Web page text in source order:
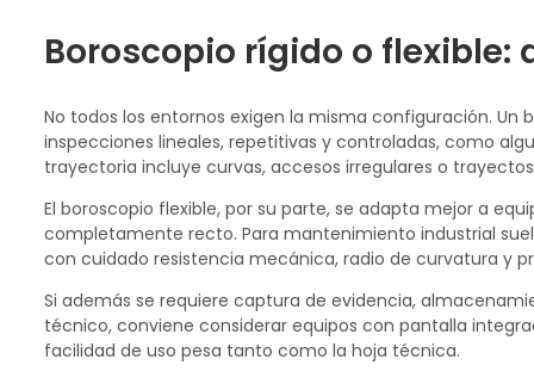
Boroscopio rígido o flexible:
No todos los entornos exigen la misma configuración.
inspecciones lineales, repetitivas y controladas, como
trayectoria incluye curvas, accesos irregulares o
El boroscopio flexible, por su parte, se adapta mejor a
completamente recto. Para mantenimiento industrial
con cuidado resistencia mecánica, radio de curvatura y
Si además se requiere captura de evidencia,
técnico, conviene considerar equipos con pantalla
facilidad de uso pesa tanto como la hoja técnica.